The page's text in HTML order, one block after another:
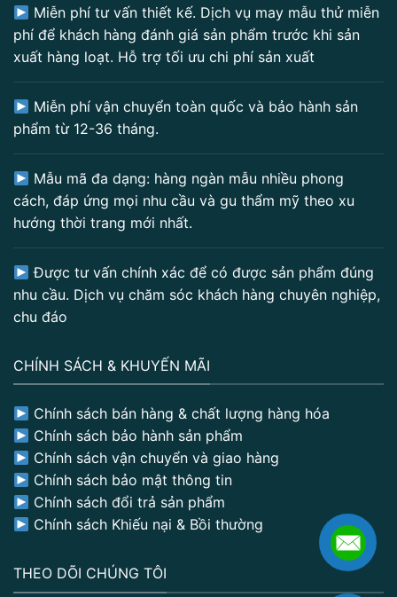
Miễn phí tư vấn thiết kế. Dịch vụ may mẫu thử miễn
phí để khách hàng đánh giá sản phẩm trước khi sản
xuất hàng loạt. Hỗ trợ tối ưu chi phí sản xuất
Miễn phí vận chuyển toàn quốc và bảo hành sản
phẩm từ 12-36 tháng.
Mẫu mã đa dạng: hàng ngàn mẫu nhiều phong
cách, đáp ứng mọi nhu cầu và gu thẩm mỹ theo xu
hướng thời trang mới nhất.
Được tư vấn chính xác để có được sản phẩm đúng
nhu cầu. Dịch vụ chăm sóc khách hàng chuyên nghiệp,
chu đáo
CHÍNH SÁCH & KHUYẾN MÃI
Chính sách bán hàng & chất lượng hàng hóa
Chính sách bảo hành sản phẩm
Chính sách vận chuyển và giao hàng
Chính sách bảo mật thông tin
Chính sách đổi trả sản phẩm
Chính sách Khiếu nại & Bồi thường
THEO DÕI CHÚNG TÔI